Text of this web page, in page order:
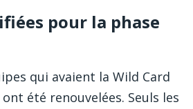
pour la phase
qui avaient la Wild Card
été renouvelées. Seuls les